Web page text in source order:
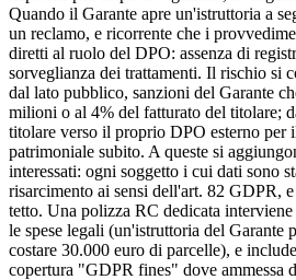
Quando il Garante apre un'istruttoria a
un reclamo, e ricorrente che i
diretti al ruolo del DPO: assenza di
sorveglianza dei trattamenti. Il rischio si
dal lato pubblico, sanzioni del Garante
milioni o al 4% del fatturato del titolare;
titolare verso il proprio DPO esterno per
patrimoniale subito. A queste si
interessati: ogni soggetto i cui dati sono
risarcimento ai sensi dell'art. 82 GDPR,
tetto. Una polizza RC dedicata
le spese legali (un'istruttoria del Garante
costare 30.000 euro di parcelle), e
copertura "GDPR fines" dove ammessa